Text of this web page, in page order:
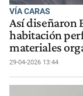
VÍA CARAS
Así diseñaron
habitación
materiales
29-04-2026 13:44